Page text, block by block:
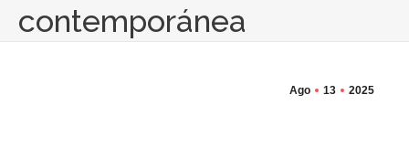
contemporánea
Ago 13 2025